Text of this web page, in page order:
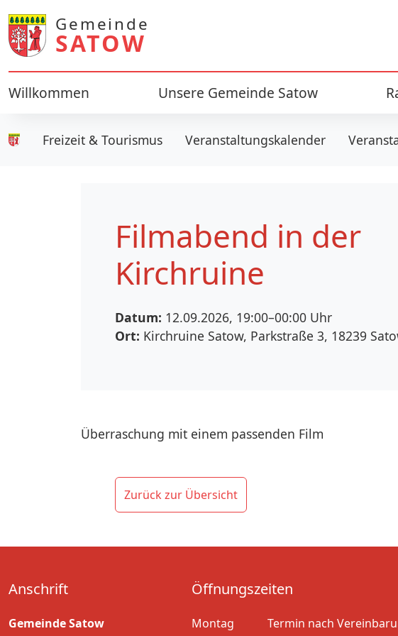
Gemeinde
SATOW
Willkommen Unsere Gemeinde Satow
Gemeinde Satow
Freizeit & Tourismus Veranstaltungskalender
Filmabend in der
Kirchruine
Datum: 12.09.2026, 19:00–00:00 Uhr
Ort: Kirchruine Satow, Parkstraße 3, 18239
Überraschung mit einem passenden Film
Zurück zur Übersicht
Anschrift
Gemeinde Satow
Öffnungszeiten
Montag
Termin nach